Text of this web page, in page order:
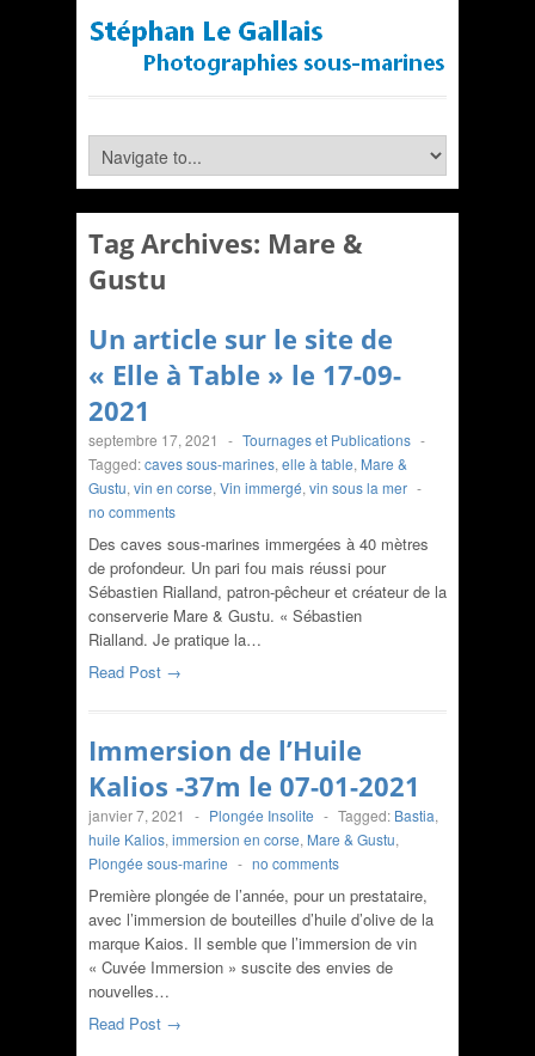
Tag Archives: Mare &
Gustu
Un article sur le site de
« Elle à Table » le 17-09-
2021
septembre 17, 2021 - Tournages et Publications -
Tagged:caves sous-marines, elle à table, Mare &
Gustu, vin en corse, Vin immergé, vin sous la mer -
no comments
Des caves sous-marines immergées à 40 mètres
de profondeur. Un pari fou mais réussi pour
Sébastien Rialland, patron-pêcheur et créateur de la
conserverie Mare & Gustu. « Sébastien
Rialland. Je pratique la…
Read Post →
Immersion de l’Huile
Kalios -37m le 07-01-2021
janvier 7, 2021 - Plongée Insolite - Tagged: Bastia,
huile Kalios, immersion en corse, Mare & Gustu,
Plongée sous-marine - no comments
Première plongée de l’année, pour un prestataire,
avec l’immersion de bouteilles d’huile d’olive de la
marque Kaios. Il semble que l’immersion de vin
« Cuvée Immersion » suscite des envies de
nouvelles…
Read Post →